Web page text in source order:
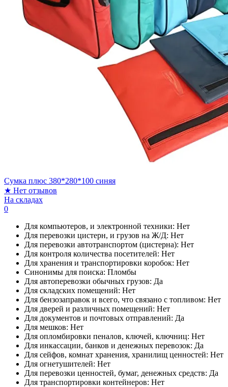
Сумка плюс 380*280*100 синяя
★ Нет отзывов
На складах
0
Для компьютеров, и электронной техники: Нет
Для перевозки цистерн, и грузов на Ж/Д: Нет
Для перевозки автотранспортом (цистерна): Нет
Для контроля количества посетителей: Нет
Для хранения и транспортировки коробок: Нет
Синонимы для поиска: Пломбы
Для автоперевозки обычных грузов: Да
Для складских помещений: Нет
Для бензозаправок и всего, что связано с топливом: Нет
Для дверей и различных помещений: Нет
Для документов и почтовых отправлений: Да
Для мешков: Нет
Для опломбировки пеналов, ключей, ключниц: Нет
Для инкассации, банков и денежных перевозок: Да
Для сейфов, комнат хранения, хранилищ ценностей: Нет
Для огнетушителей: Нет
Для перевозки ценностей, бумаг, денежных средств: Да
Для транспортировки контейнеров: Нет